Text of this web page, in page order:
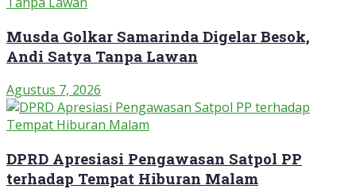
Musda Golkar Samarinda Digelar Besok,
Andi Satya Tanpa Lawan
Agustus 7, 2026
DPRD Apresiasi Pengawasan Satpol PP
terhadap Tempat Hiburan Malam